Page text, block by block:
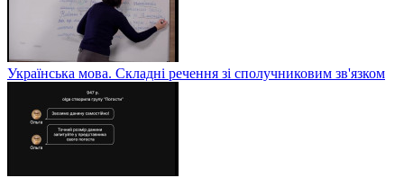
Українська мова. Складні речення зі сполучниковим зв'язком